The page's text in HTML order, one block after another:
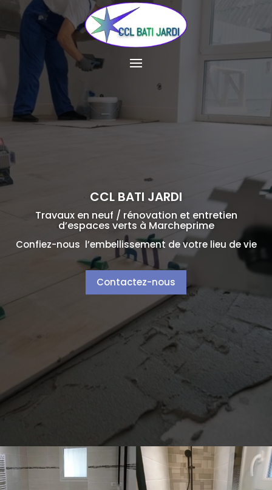
CCL BATI JARDI
Travaux en neuf / rénovation et entretien
d’espaces verts à Marcheprime
Confiez-nous l’embellissement de votre lieu de vie
Contactez-nous